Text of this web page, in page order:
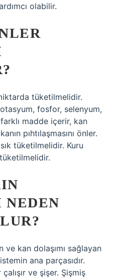
olabilir.
tüketilmelidir.
fosfor, selenyum,
madde içerir, kan
pıhtılaşmasını önler.
tüketilmelidir. Kuru
kan dolaşımı sağlayan
ana parçasıdır.
ve şişer. Şişmiş